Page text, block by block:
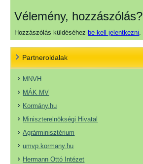
Vélemény, hozzászólás?
Hozzászólás küldéséhez be kell jelentkezni.
Partneroldalak
MNVH
MÁK MV
Kormány.hu
Miniszterelnökségi Hivatal
Agrárminisztérium
umvp.kormany.hu
Hermann Ottó Intézet